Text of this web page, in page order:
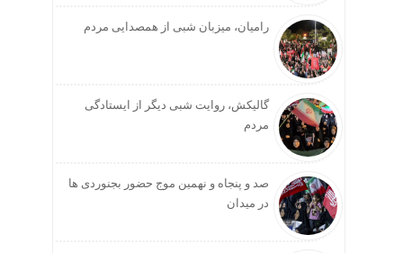
رامیان، میزبان شبی از همصدایی مردم
گالیکش، روایت شبی دیگر از ایستادگی
مردم
صد و پنجاه و نهمین موج حضور بجنوردی ها
در میدان